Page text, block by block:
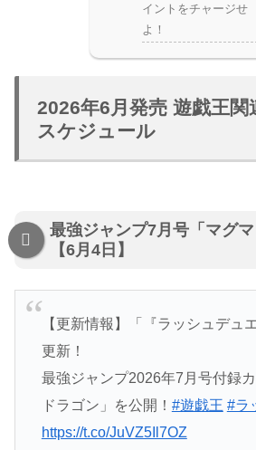
イントをチャージせ
よ！
2026年6月発売 遊戯王関
スケジュール
最強ジャンプ7月号「マグ
【6月4日】
【更新情報】「『ラッシュデュ
更新！
最強ジャンプ2026年7月号付録
ドラゴン」を公開！ #遊戯王 #ラ
https://t.co/JuVZ5Il7OZ